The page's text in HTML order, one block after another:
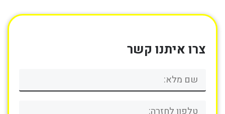
צרו איתנו קשר